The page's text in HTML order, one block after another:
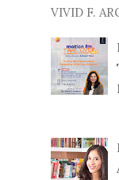
VIVID F.